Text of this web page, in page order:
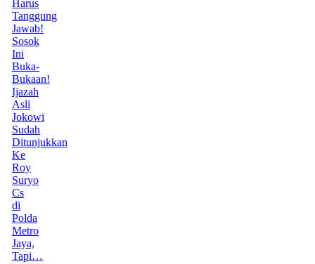
Harus
Tanggung
Jawab!
Sosok
Ini
Buka-
Bukaan!
Ijazah
Asli
Jokowi
Sudah
Ditunjukkan
Ke
Roy
Suryo
Cs
di
Polda
Metro
Jaya,
Tapi…